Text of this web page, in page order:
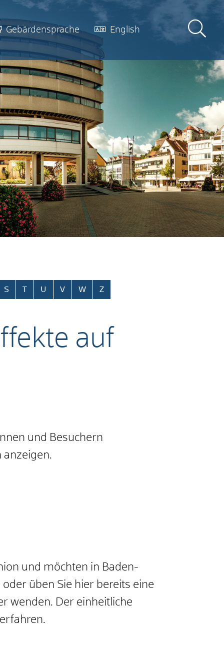
Gebärdensprache English
S T U V W Z
auf
und Besuchern
anzeigen.
und möchten in Baden-
üben Sie hier bereits eine
wenden. Der einheitliche